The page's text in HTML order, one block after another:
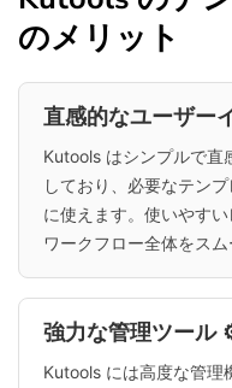
のメリット
直感的なユーザー
Kutools はシンプルで直
しており、必要なテン
に使えます。使いやす
ワークフロー全体をスム
強力な管理ツール
Kutools には高度な管理